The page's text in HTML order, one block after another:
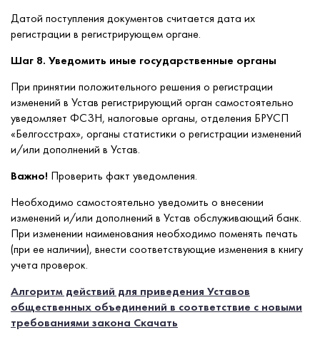
Датой поступления документов считается дата их
регистрации в регистрирующем органе.
Шаг 8. Уведомить иные государственные органы
При принятии положительного решения о регистрации
изменений в Устав регистрирующий орган самостоятельно
уведомляет ФСЗН, налоговые органы, отделения БРУСП
«Белгосстрах», органы статистики о регистрации изменений
и/или дополнений в Устав.
Важно! Проверить факт уведомления.
Необходимо самостоятельно уведомить о внесении
изменений и/или дополнений в Устав обслуживающий банк.
При изменении наименования необходимо поменять печать
(при ее наличии), внести соответствующие изменения в книгу
учета проверок.
Алгоритм действий для приведения Уставов
общественных объединений в соответствие с новыми
требованиями закона Скачать